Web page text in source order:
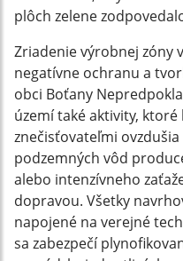
plôch zelene
Zriadenie výrobnej zóny
negatívne ochranu a
obci Boťany
území také aktivity,
znečisťovateľmi
podzemných vôd
alebo intenzívneho
dopravou. Všetky
napojené na verejné
sa zabezpečí